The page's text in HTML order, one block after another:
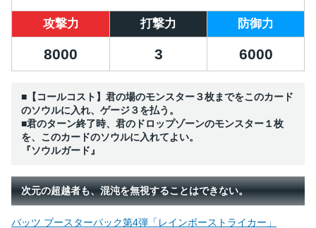
攻撃力 打撃力 防御力
8000 3 6000
■【コールコスト】君の場のモンスター３枚までをこのカード
のソウルに入れ、ゲージ３を払う。
■君のターン終了時、君のドロップゾーンのモンスター１枚
を、このカードのソウルに入れてよい。
『ソウルガード』
次元の超越者も、混沌を無視することはできない。
バッツ ブースターパック第4弾「レインボーストライカー」